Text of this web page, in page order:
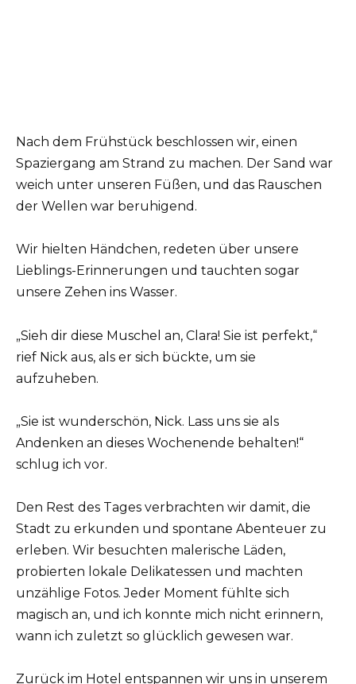
Nach dem Frühstück beschlossen wir, einen
Spaziergang am Strand zu machen. Der Sand war
weich unter unseren Füßen, und das Rauschen
der Wellen war beruhigend.
Wir hielten Händchen, redeten über unsere
Lieblings-Erinnerungen und tauchten sogar
unsere Zehen ins Wasser.
„Sieh dir diese Muschel an, Clara! Sie ist perfekt,“
rief Nick aus, als er sich bückte, um sie
aufzuheben.
„Sie ist wunderschön, Nick. Lass uns sie als
Andenken an dieses Wochenende behalten!“
schlug ich vor.
Den Rest des Tages verbrachten wir damit, die
Stadt zu erkunden und spontane Abenteuer zu
erleben. Wir besuchten malerische Läden,
probierten lokale Delikatessen und machten
unzählige Fotos. Jeder Moment fühlte sich
magisch an, und ich konnte mich nicht erinnern,
wann ich zuletzt so glücklich gewesen war.
Zurück im Hotel entspannen wir uns in unserem